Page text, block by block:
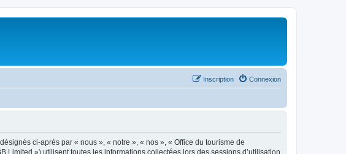
Connexion
Inscription
ci-après par « nous », « notre », « nos », « Office du tourisme de
») utilisent toutes les informations collectées lors des sessions d’utilisation